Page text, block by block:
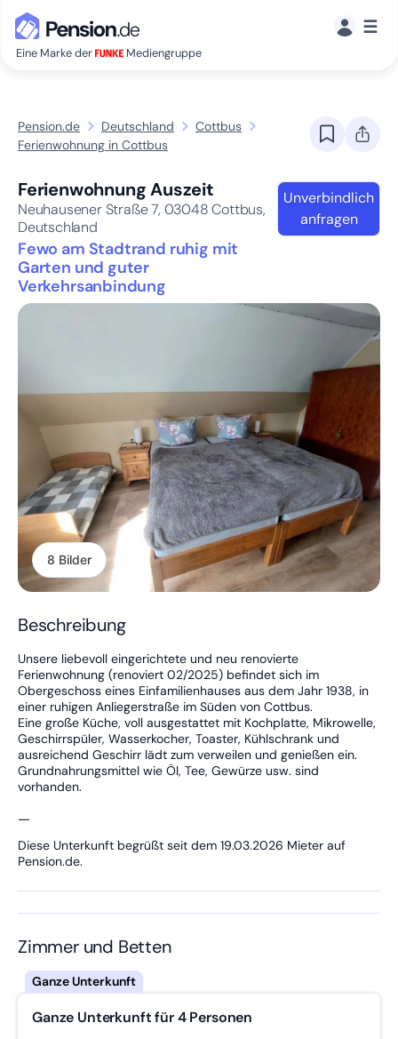
Eine Marke der Mediengruppe
☰
Pension.de Deutschland
Cottbus
Ferienwohnung in Cottbus
Ferienwohnung Auszeit
Neuhausener Straße 7, 03048Cottbus,
Deutschland
Fewo am Stadtrand ruhig mit
Garten und guter
Verkehrsanbindung
Unverbindlich
anfragen
8 Bilder
Beschreibung
Unsere liebevoll eingerichtete und neu renovierte
Ferienwohnung (renoviert 02/2025) befindet sich im
Obergeschoss eines Einfamilienhauses aus dem Jahr 1938, in
einer ruhigen Anliegerstraße im Süden von Cottbus.
Eine große Küche, voll ausgestattet mit Kochplatte, Mikrowelle,
Geschirrspüler, Wasserkocher, Toaster, Kühlschrank und
ausreichend Geschirr lädt zum verweilen und genießen ein.
Grundnahrungsmittel wie Öl, Tee, Gewürze usw. sind
vorhanden.
—
Diese Unterkunft begrüßt seit dem 19.03.2026 Mieter auf
Pension.de.
Zimmer und Betten
Ganze Unterkunft für 4 Personen